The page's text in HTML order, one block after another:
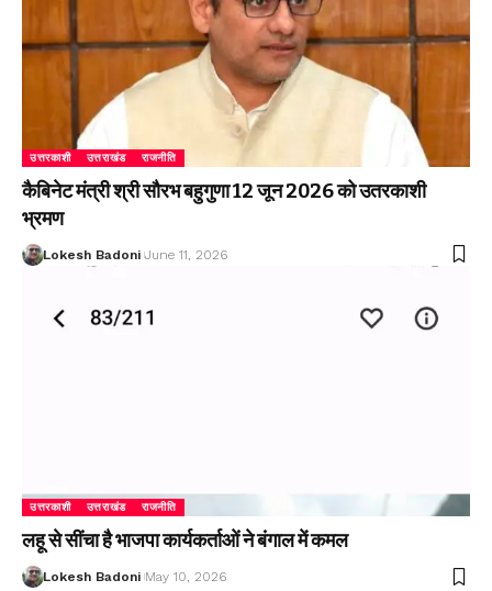
उत्तरकाशी उत्तराखंड राजनीति
कैबिनेट मंत्री श्री सौरभ बहुगुणा 12 जून 2026 को उतरकाशी
भ्रमण
Lokesh Badoni June 11, 2026
उत्तरकाशी उत्तराखंड राजनीति
लहू से सींचा है भाजपा कार्यकर्ताओं ने बंगाल में कमल
Lokesh Badoni May 10, 2026